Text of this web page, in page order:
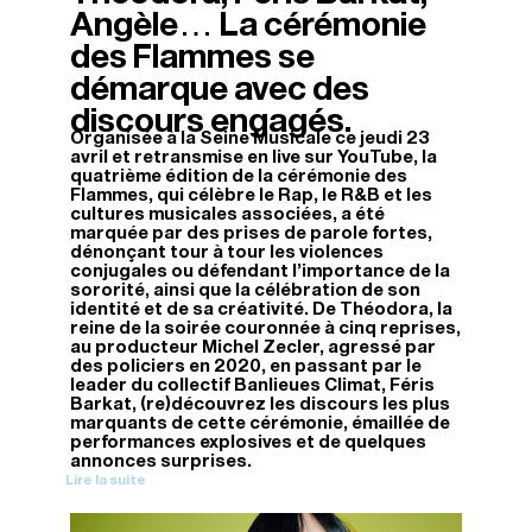
Angèle… La cérémonie
des Flammes se
démarque avec des
discours engagés.
Organisée à la Seine Musicale ce jeudi 23
avril et retransmise en live sur YouTube, la
quatrième édition de la cérémonie des
Flammes, qui célèbre le Rap, le R&B et les
cultures musicales associées, a été
marquée par des prises de parole fortes,
dénonçant tour à tour les violences
conjugales ou défendant l’importance de la
sororité, ainsi que la célébration de son
identité et de sa créativité. De Théodora, la
reine de la soirée couronnée à cinq reprises,
au producteur Michel Zecler, agressé par
des policiers en 2020, en passant par le
leader du collectif Banlieues Climat, Féris
Barkat, (re)découvrez les discours les plus
marquants de cette cérémonie, émaillée de
performances explosives et de quelques
annonces surprises.
Lire la suite